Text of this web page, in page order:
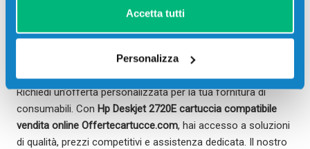
Accetta tutti
Personalizza
Ottieni un preventivo per le
cartucce compatibili Hp
Deskjet 2720E
Richiedi un’offerta personalizzata per la tua fornitura di
consumabili. Con Hp Deskjet 2720E cartuccia compatibile
vendita online Offertecartucce.com, hai accesso a soluzioni
di qualità, prezzi competitivi e assistenza dedicata. Il nostro